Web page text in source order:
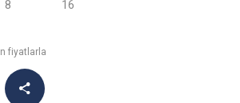
8 16
fiyatlarla